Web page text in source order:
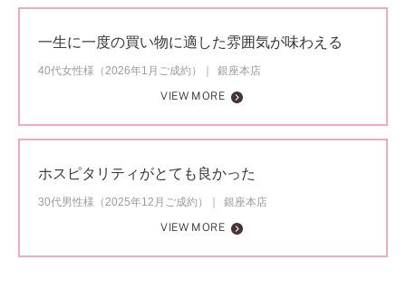
一生に一度の買い物に適した雰囲気が味わえる
40代女性様（2026年1月ご成約）
銀座本店
VIEW MORE
ホスピタリティがとても良かった
30代男性様（2025年12月ご成約）
銀座本店
VIEW MORE